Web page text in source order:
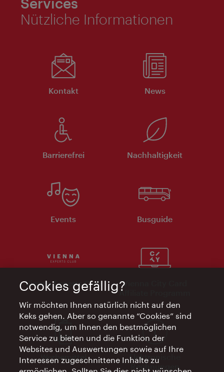
Nützliche Informationen
Kontakt News
Barrierefrei Nachhaltigkeit
Events Busguide
Vienna Experts Club
Vienna City Card
Affiliate Programm
Werbemittel
Elektronische
Rechnungen
Cookies gefällig?
Wir möchten Ihnen natürlich nicht auf den
Keks gehen. Aber so genannte “Cookies” sind
notwendig, um Ihnen den bestmöglichen
Service zu bieten und die Funktion der
Websites und Auswertungen sowie auf Ihre
Interessen zugeschnittene Inhalte zu